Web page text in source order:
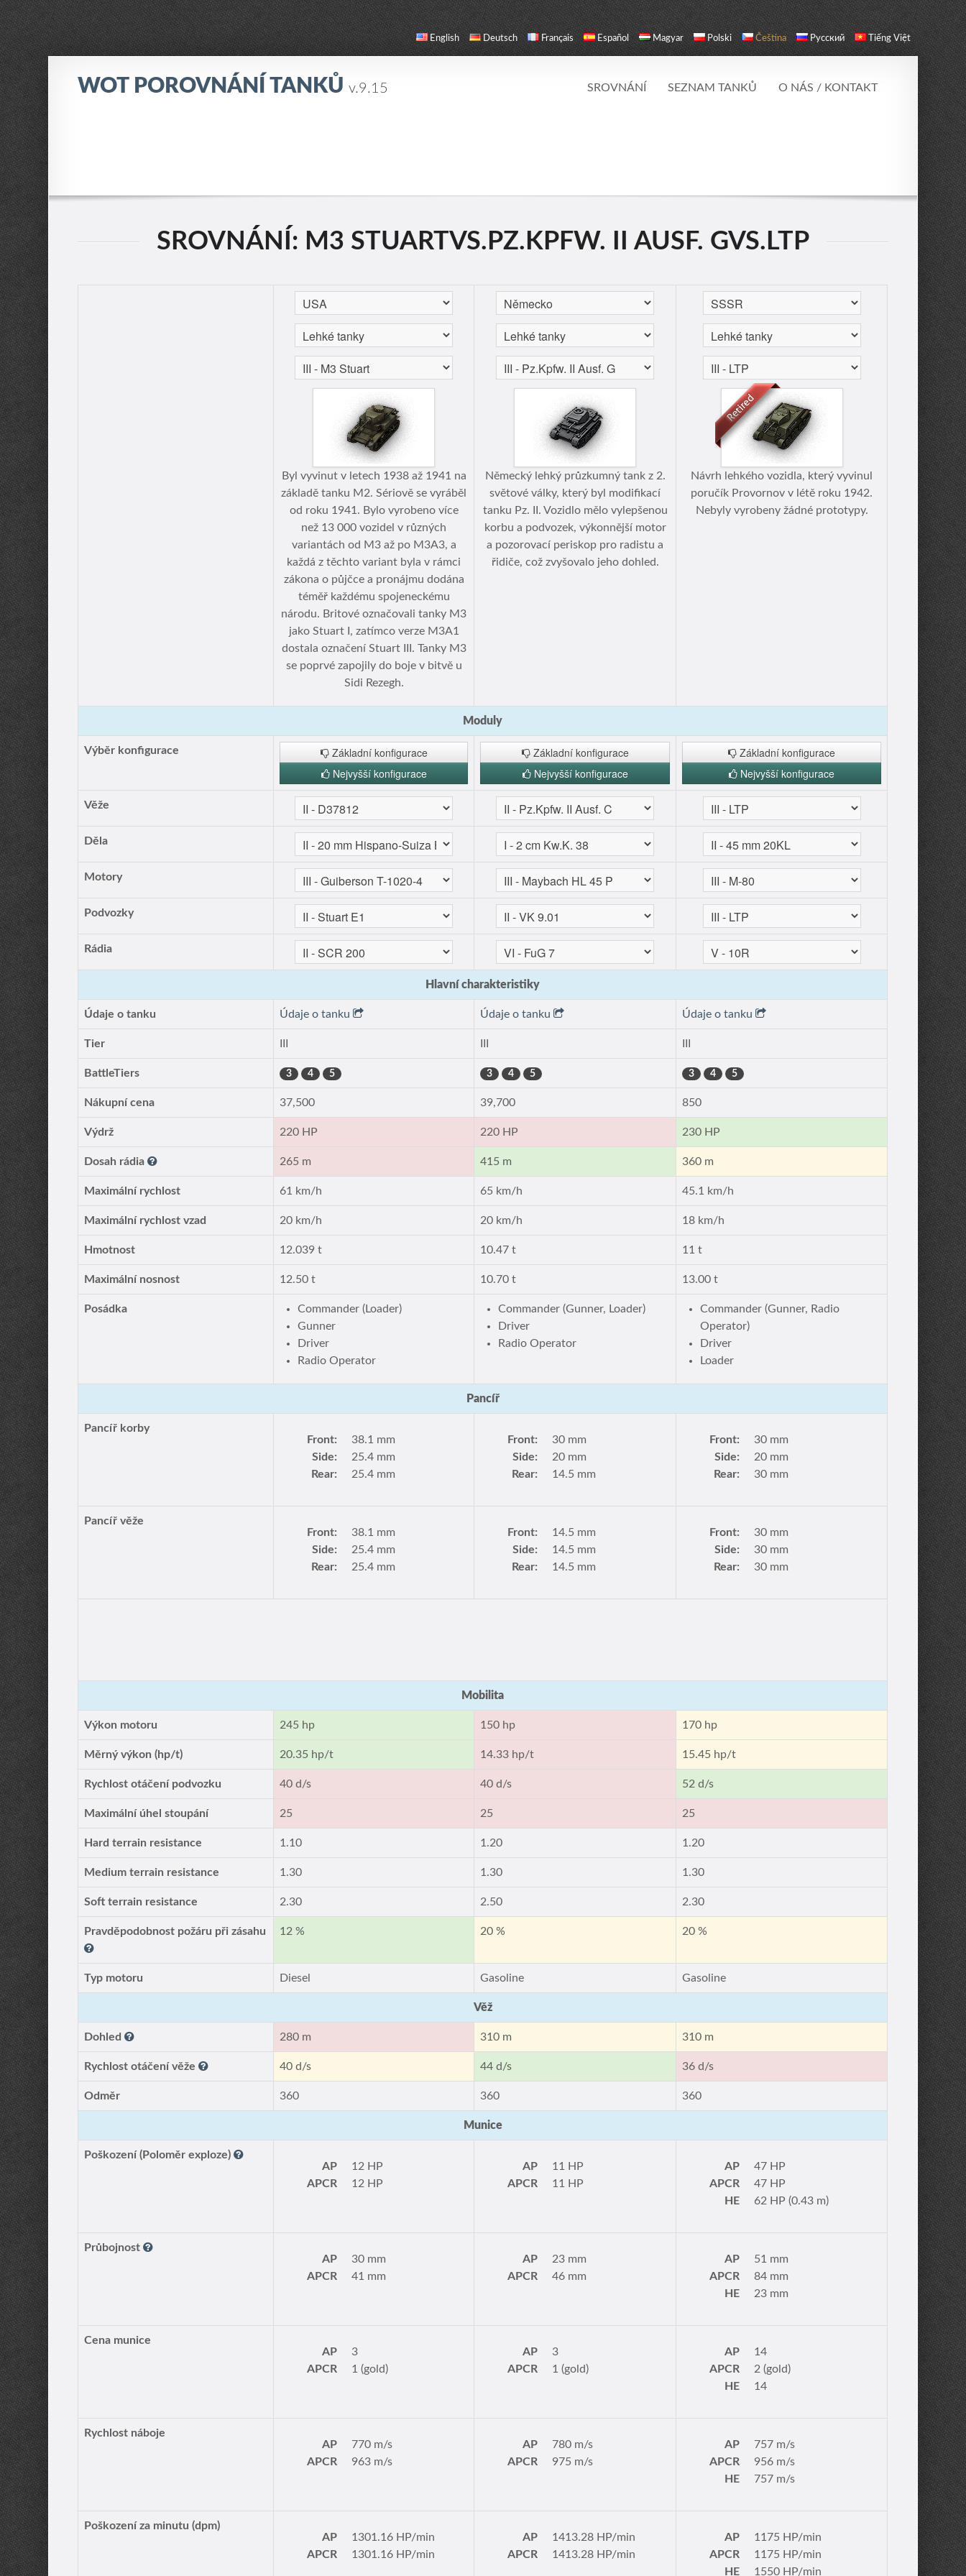
English Deutsch Français Español Magyar Polski Čeština Русский Tiếng Việt
WOT POROVNÁNÍ TANKŮv.9.15 SROVNÁNÍ SEZNAM TANKŮ O NÁS / KONTAKT
SROVNÁNÍ: M3 STUARTVS.PZ.KPFW. II AUSF. GVS.LTP
Byl vyvinut v letech 1938 až 1941 na
základě tanku M2. Sériově se vyráběl
od roku 1941. Bylo vyrobeno více
než 13 000 vozidel v různých
variantách od M3 až po M3A3, a
každá z těchto variant byla v rámci
zákona o půjčce a pronájmu dodána
téměř každému spojeneckému
národu. Britové označovali tanky M3
jako Stuart I, zatímco verze M3A1
dostala označení Stuart III. Tanky M3
se poprvé zapojily do boje v bitvě u
Sidi Rezegh.
Německý lehký průzkumný tank z 2.
světové války, který byl modifikací
tanku Pz. II. Vozidlo mělo vylepšenou
korbu a podvozek, výkonnější motor
a pozorovací periskop pro radistu a
řidiče, což zvyšovalo jeho dohled.
Návrh lehkého vozidla, který vyvinul
poručík Provornov v létě roku 1942.
Nebyly vyrobeny žádné prototypy.
Moduly
Výběr konfigurace
Základní konfigurace
Nejvyšší konfigurace
Základní konfigurace
Nejvyšší konfigurace
Základní konfigurace
Nejvyšší konfigurace
Věže
Děla
Motory
Podvozky
Rádia
Hlavní charakteristiky
Údaje o tanku Údaje o tanku Údaje o tanku Údaje o tanku
Tier
BattleTiers 3 4 5 3 4 5 3 4 5
Nákupní cena 37,500 39,700 850
Výdrž 220 HP 220 HP 230 HP
Dosah rádia 265 m 415 m 360 m
Maximální rychlost 61 km/h 65 km/h 45.1 km/h
Maximální rychlost vzad 20 km/h 20 km/h 18 km/h
Hmotnost 12.039 t 10.47 t 11 t
Maximální nosnost 12.50 t 10.70 t 13.00 t
Posádka
Commander (Loader)
Gunner
Driver
Radio Operator
Commander (Gunner, Loader)
Driver
Radio Operator
Commander (Gunner, Radio
Operator)
Driver
Loader
Pancíř
Pancíř korby
Front:
38.1 mm
Side:
25.4 mm
Rear:
25.4 mm
Front:
30 mm
Side:
20 mm
Rear:
14.5 mm
Front:
30 mm
Side:
20 mm
Rear:
30 mm
Pancíř věže
Front:
38.1 mm
Side:
25.4 mm
Rear:
25.4 mm
Front:
14.5 mm
Side:
14.5 mm
Rear:
14.5 mm
Front:
30 mm
Side:
30 mm
Rear:
30 mm
Mobilita
Výkon motoru 245 hp 150 hp 170 hp
Měrný výkon (hp/t) 20.35 hp/t 14.33 hp/t 15.45 hp/t
Rychlost otáčení podvozku 40 d/s 40 d/s 52 d/s
Maximální úhel stoupání 25 25 25
Hard terrain resistance 1.10 1.20 1.20
Medium terrain resistance 1.30 1.30 1.30
Soft terrain resistance 2.30 2.50 2.30
Pravděpodobnost požáru při zásahu 12 % 20 % 20 %
Typ motoru Diesel Gasoline Gasoline
Věž
Dohled 280 m 310 m 310 m
Rychlost otáčení věže 40 d/s 44 d/s 36 d/s
Odměr 360 360 360
Munice
Poškození (Poloměr exploze)
AP
12 HP
APCR
12 HP
AP
11 HP
APCR
11 HP
AP
47 HP
APCR
47 HP
HE
62 HP (0.43 m)
Průbojnost
AP
30 mm
APCR
41 mm
AP
23 mm
APCR
46 mm
AP
51 mm
APCR
84 mm
HE
23 mm
Cena munice
AP
3
APCR
1 (gold)
AP
3
APCR
1 (gold)
AP
14
APCR
2 (gold)
HE
14
Rychlost náboje
AP
770 m/s
APCR
963 m/s
AP
780 m/s
APCR
975 m/s
AP
757 m/s
APCR
956 m/s
HE
757 m/s
Poškození za minutu (dpm)
AP
1301.16 HP/min
APCR
1301.16 HP/min
AP
1413.28 HP/min
APCR
1413.28 HP/min
AP
1175 HP/min
APCR
1175 HP/min
HE
1550 HP/min